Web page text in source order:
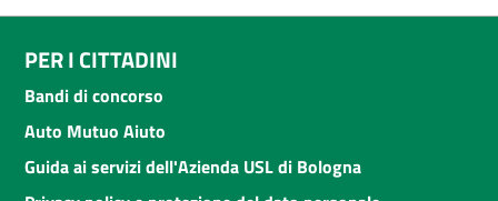
PER I CITTADINI
Bandi di concorso
Auto Mutuo Aiuto
Guida ai servizi dell'Azienda USL di Bologna